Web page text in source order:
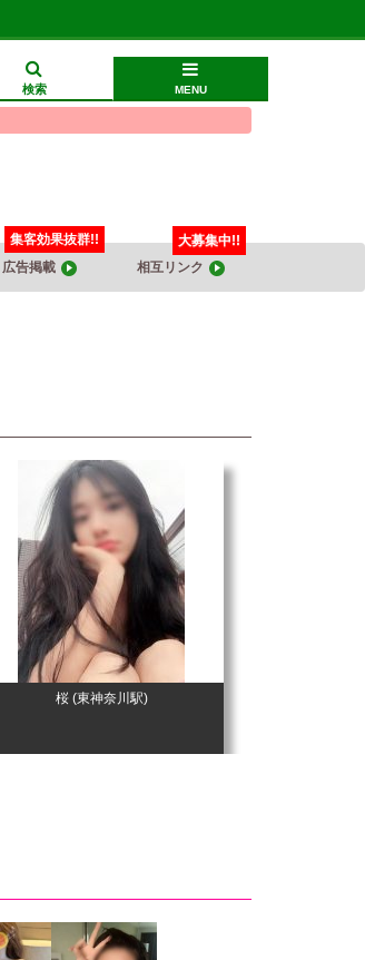
検索 MENU
広告掲載
集客効果抜群!!
相互リンク
大募集中!!
桜 (東神奈川駅)